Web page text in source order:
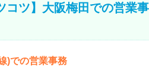
コツ】大阪梅田での営業
)での営業事務